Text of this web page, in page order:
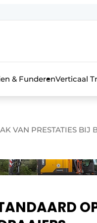
FR
& FunderenVerticaal
VAN PRESTATIES BIJ